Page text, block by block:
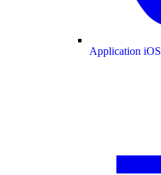
Application iOS